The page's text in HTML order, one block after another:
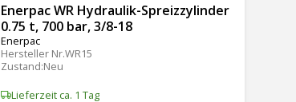
Enerpac WR Hydraulik-Spreizzylinder
0.75 t, 700 bar, 3/8-18
Enerpac
Hersteller Nr.WR15
Zustand:Neu
Lieferzeit ca. 1 Tag